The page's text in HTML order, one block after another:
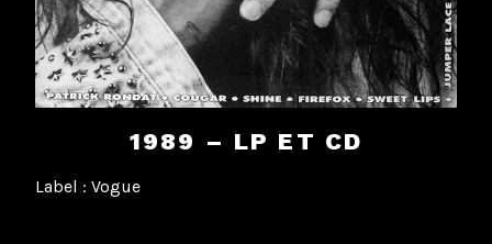
1989 – LP ET CD
Label : Vogue